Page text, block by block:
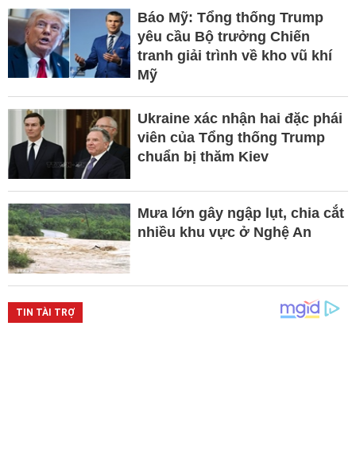
Báo Mỹ: Tổng thống Trump
yêu cầu Bộ trưởng Chiến
tranh giải trình về kho vũ khí
Mỹ
Ukraine xác nhận hai đặc phái
viên của Tổng thống Trump
chuẩn bị thăm Kiev
Mưa lớn gây ngập lụt, chia cắt
nhiều khu vực ở Nghệ An